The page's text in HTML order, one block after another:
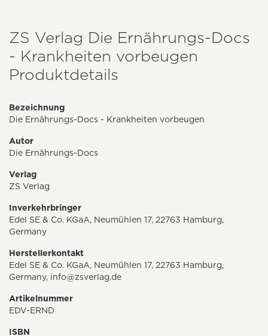
ZS Verlag Die Ernährungs-Docs
- Krankheiten vorbeugen
Produktdetails
Bezeichnung
Die Ernährungs-Docs - Krankheiten vorbeugen
Autor
Die Ernährungs-Docs
Verlag
ZS Verlag
Inverkehrbringer
Edel SE & Co. KGaA, Neumühlen 17, 22763 Hamburg,
Germany
Herstellerkontakt
Edel SE & Co. KGaA, Neumühlen 17, 22763 Hamburg,
Germany, info@zsverlag.de
Artikelnummer
EDV-ERND
ISBN